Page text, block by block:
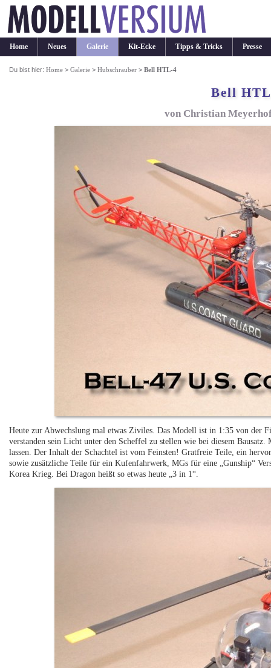
Home Neues Galerie Kit-Ecke Tipps & Tricks Presse
Du bist hier:Home >Galerie >Hubschrauber >Bell HTL-4
Bell
von Christian
Heute zur Abwechslung mal etwas Ziviles. Das Modell ist in 1:35 von der
verstanden sein Licht unter den Scheffel zu stellen wie bei diesem
lassen. Der Inhalt der Schachtel ist vom Feinsten! Gratfreie Teile, ein
sowie zusätzliche Teile für ein Kufenfahrwerk, MGs für eine „Gunship“
Korea Krieg. Bei Dragon heißt so etwas heute „3 in 1“.